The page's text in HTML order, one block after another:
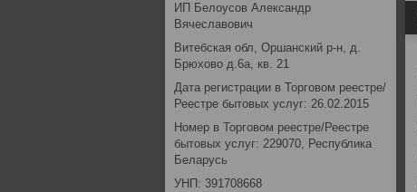
ИП Белоусов Александр
Вячеславович
Витебская обл, Оршанский р-н, д.
Брюхово д.6а, кв. 21
Дата регистрации в Торговом реестре/
Реестре бытовых услуг: 26.02.2015
Номер в Торговом реестре/Реестре
бытовых услуг: 229070, Республика
Беларусь
УНП: 391708668